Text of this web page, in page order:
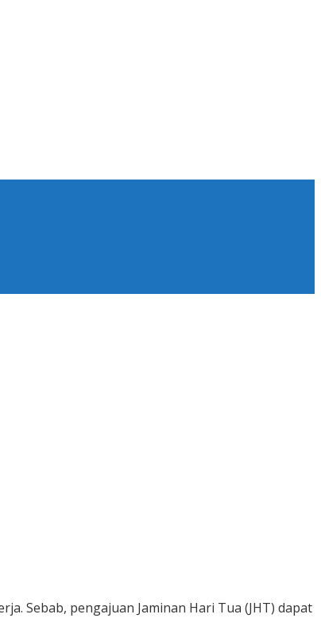
Sebab, pengajuan Jaminan Hari Tua (JHT) dapat